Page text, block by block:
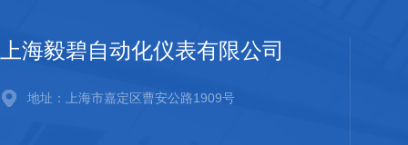
上海毅碧自动化仪表有限公司
地址：上海市嘉定区曹安公路1909号